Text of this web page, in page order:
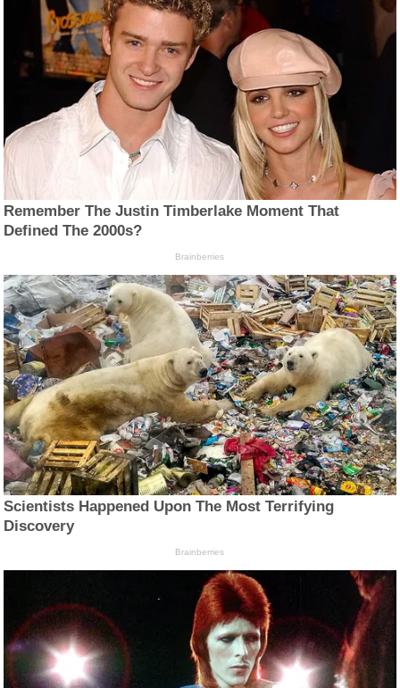
Remember The Justin Timberlake Moment That
Defined The 2000s?
Brainberries
Scientists Happened Upon The Most Terrifying
Discovery
Brainberries